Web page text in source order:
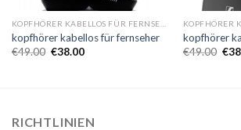
kopfhörer kabellos für fernseher
€49.00 €38.00
kopfhörer
€49.00 €
RICHTLINIEN